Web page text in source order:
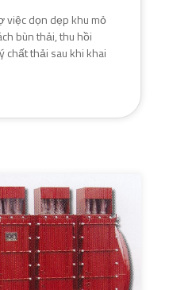
việc dọn dẹp khu mỏ
bùn thải, thu hồi
chất thải sau khi khai